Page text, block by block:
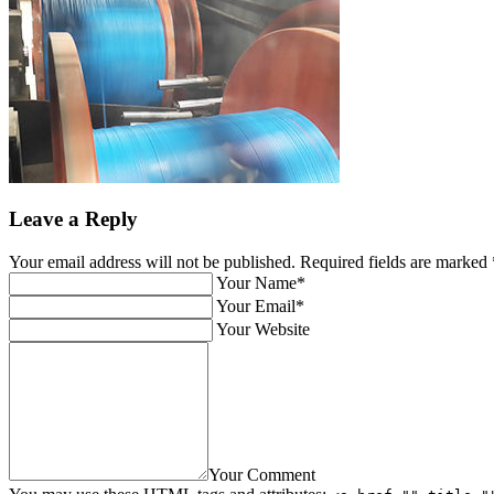
Leave a Reply
Your email address will not be published. Required fields are marked
Your Name*
Your Email*
Your Website
Your Comment